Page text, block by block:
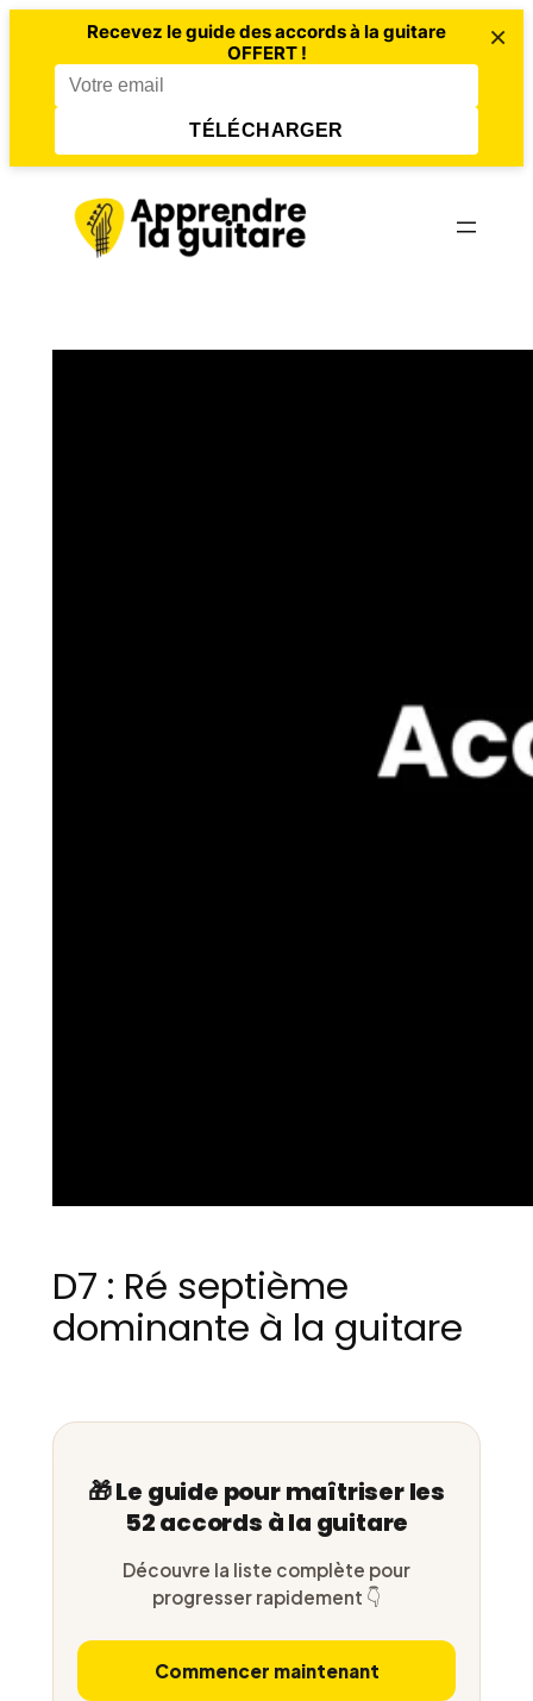
Recevez le guide des accords à la guitare
OFFERT !
TÉLÉCHARGER
×
contenu
D7 : Ré septième
dominante à la guitare
🎁 Le guide pour maîtriser les
52 accords à la guitare
Découvre la liste complète pour
progresser rapidement 👇
Commencer maintenant